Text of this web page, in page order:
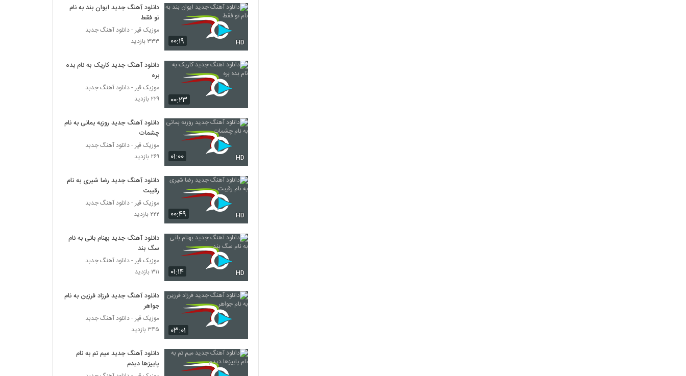
دانلود آهنگ کاش از حسام مقدم
۲۷۸ بازدید
آهنگ مهدی فغانی بنام بعد تو
۳۲۴ بازدید
امیر درباری آهنگ دلبر
۳۵۰ بازدید
دانلود آهنگ شکیب جونم فدات
۸۴۵ بازدید
دانلود آهنگ جدید و زیبای مجید جهانشاهی با
نام نبض
۲۷۶ بازدید
عماد آرا آهنگ برزخ
۳۵۷ بازدید
دانلود آهنگ آزاد و آرات ممنوعه
آرش پاکی آهنگ رویای تو
۲۶۳ بازدید
موزیک زیبای آرامش منی از علیرضا غریبی
۳۲۱ بازدید
۰۰:۱۹ HD
دانلود آهنگ جدید ایوان بند به نام
تو فقط
موزیک قیر - دانلود آهنگ جدبد
۳۳۳ بازدید
۰۰:۲۳
دانلود آهنگ جدید کاریک به نام بده
بره
موزیک قیر - دانلود آهنگ جدبد
۲۲۹ بازدید
۰۱:۰۰ HD
دانلود آهنگ جدید روزبه بمانی به نام
چشمات
موزیک قیر - دانلود آهنگ جدبد
۲۶۹ بازدید
۰۰:۴۹ HD
دانلود آهنگ جدید رضا شیری به نام
رقیبت
موزیک قیر - دانلود آهنگ جدبد
۲۲۲ بازدید
۰۱:۱۴ HD
دانلود آهنگ جدید بهنام بانی به نام
سگ بند
موزیک قیر - دانلود آهنگ جدبد
۳۱۱ بازدید
۰۳:۰۱
دانلود آهنگ جدید فرزاد فرزین به نام
جواهر
موزیک قیر - دانلود آهنگ جدبد
۳۴۵ بازدید
دانلود آهنگ جدید میم تم به نام
پاییزها دیدم